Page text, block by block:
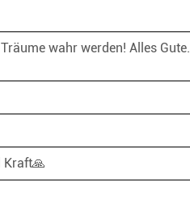
wahr werden! Alles Gute.
Kraft🙏